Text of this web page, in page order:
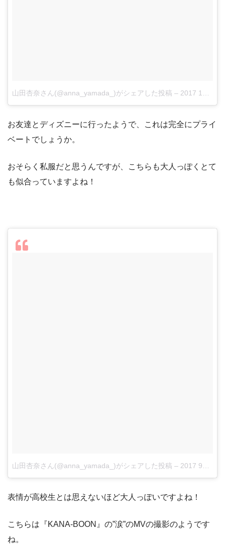
山田杏奈さん(@anna_yamada_)がシェアした投稿 – 2017 11月 15 4:04午前 PST
お友達とディズニーに行ったようで、これは完全にプライ
ベートでしょうか。
おそらく私服だと思うんですが、こちらも大人っぽくとて
も似合っていますよね！
山田杏奈さん(@anna_yamada_)がシェアした投稿 – 2017 9月 19 9:08午後 PDT
表情が高校生とは思えないほど大人っぽいですよね！
こちらは『KANA-BOON』の”涙”のMVの撮影のようです
ね。